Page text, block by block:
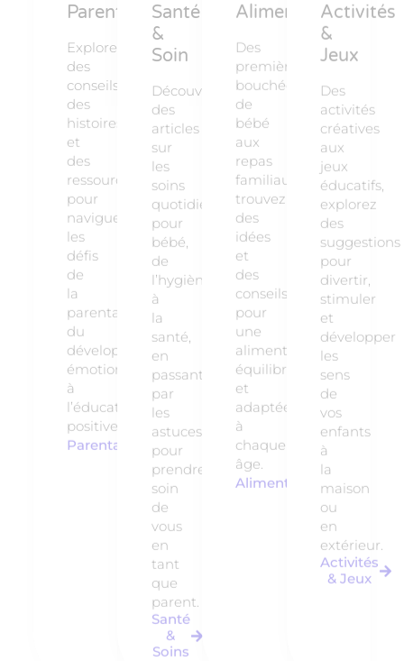
Parentalité
Explorez
des
conseils,
des
histoires
et
des
ressources
pour
naviguer
les
défis
de
la
parentalité,
du
développement
émotionnel
à
l’éducation
positive.
Parentalité
Santé
&
Soin
Découvrez
des
articles
sur
les
soins
quotidiens
pour
bébé,
de
l’hygiène
à
la
santé,
en
passant
par
les
astuces
pour
prendre
soin
de
vous
en
tant
que
parent.
Santé
&
Soins
Alimentation
Des
premières
bouchées
de
bébé
aux
repas
familiaux,
trouvez
des
idées
et
des
conseils
pour
une
alimentation
équilibrée
et
adaptée
à
chaque
âge.
Alimentation
Activités
&
Jeux
Des
activités
créatives
aux
jeux
éducatifs,
explorez
des
suggestions
pour
divertir,
stimuler
et
développer
les
sens
de
vos
enfants
à
la
maison
ou
en
extérieur.
Activités
& Jeux